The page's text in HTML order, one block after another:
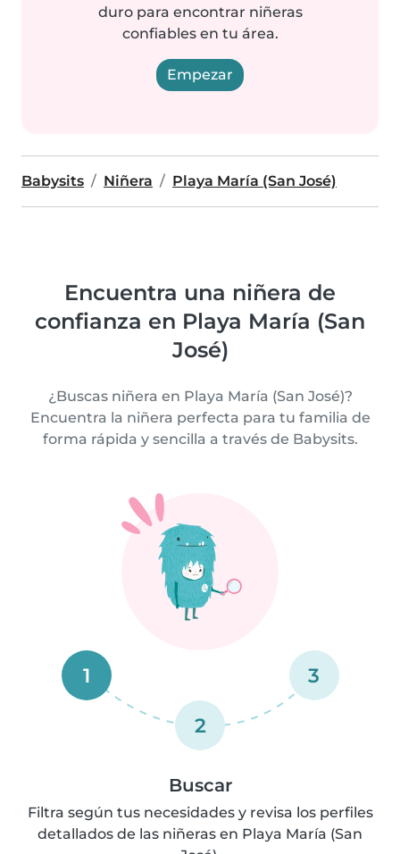
duro para encontrar niñeras
confiables en tu área.
Empezar
Babysits Niñera Playa María (San José)
Encuentra una niñera de
confianza en Playa María (San
José)
¿Buscas niñera en Playa María (San José)?
Encuentra la niñera perfecta para tu familia de
forma rápida y sencilla a través de Babysits.
1
2
3
Buscar
Filtra según tus necesidades y revisa los perfiles
detallados de las niñeras en Playa María (San